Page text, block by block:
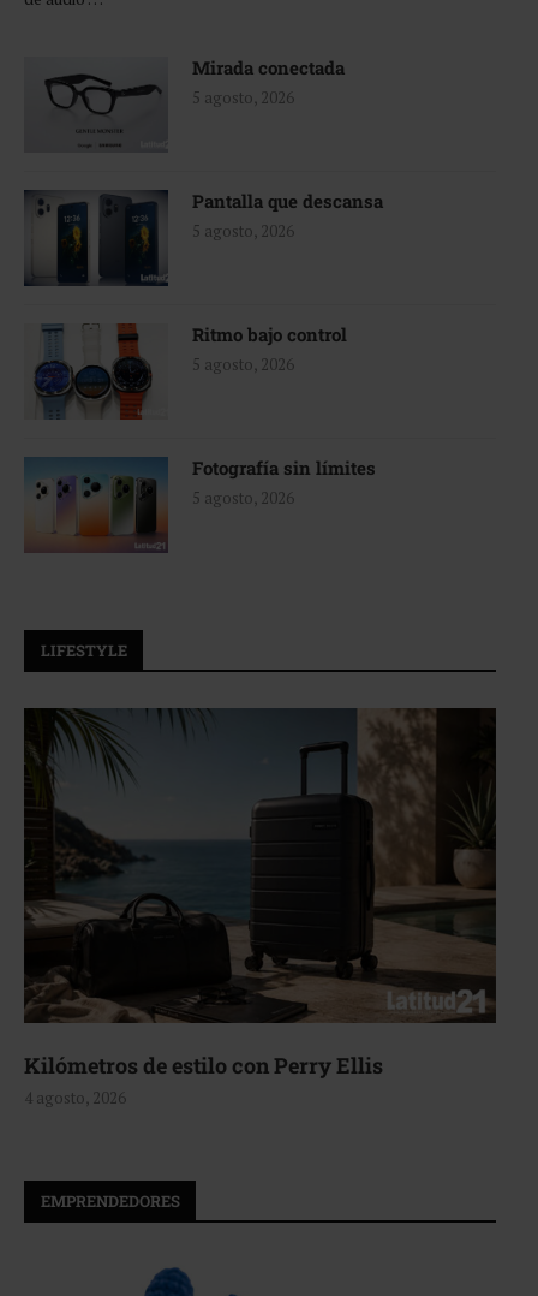
Mirada conectada
5 agosto, 2026
Pantalla que descansa
5 agosto, 2026
Ritmo bajo control
5 agosto, 2026
Fotografía sin límites
5 agosto, 2026
LIFESTYLE
Aerie, texturas que fluyen
4 agosto, 2026
EMPRENDEDORES